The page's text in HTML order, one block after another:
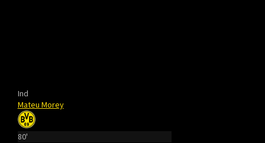
Ind
Mateu Morey
80'